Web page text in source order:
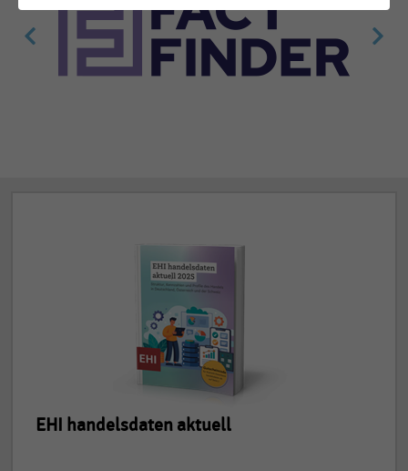
EHI handelsdaten aktuell